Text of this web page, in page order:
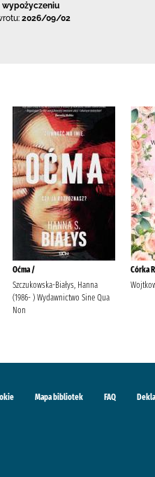
wypożyczeniu
2026/09/02
Oćma /
Szczukowska-Białys, Hanna
(1986- ) Wydawnictwo Sine Qua
Non
Córka
Mapa bibliotek FAQ